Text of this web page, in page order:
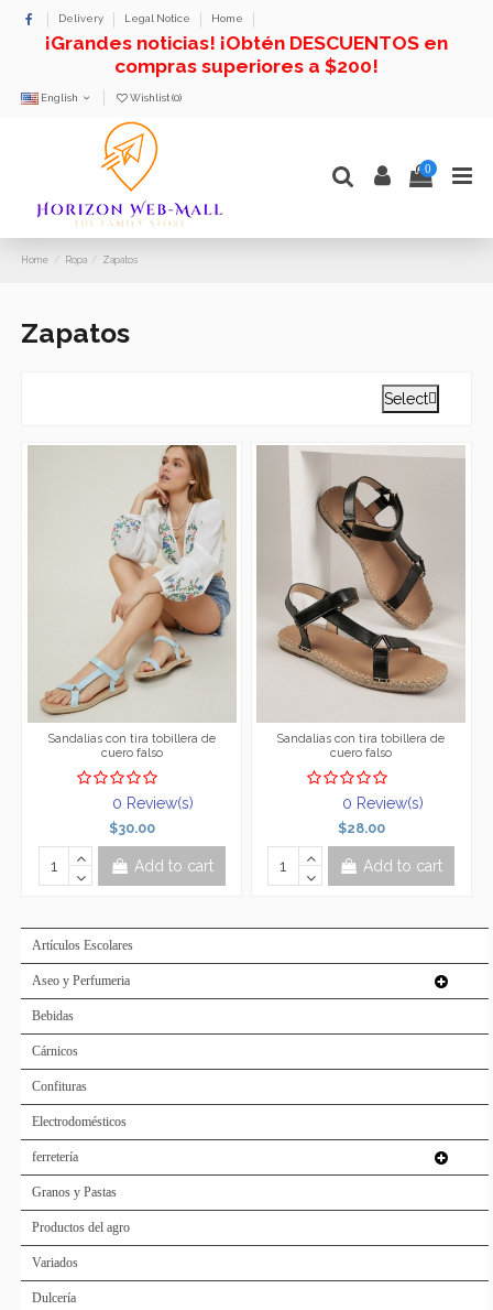
Delivery Legal Notice Home
¡Grandes noticias! ¡Obtén DESCUENTOS en
compras superiores a $200!
English Wishlist (0)
0
Home Ropa Zapatos
Zapatos
Select
Sandalias con tira tobillera de
cuero falso
0 Review(s)
$30.00
Add to cart
Sandalias con tira tobillera de
cuero falso
0 Review(s)
$28.00
Add to cart
Artículos Escolares
Aseo y Perfumeria
Bebidas
Cárnicos
Confituras
Electrodomésticos
ferretería
Granos y Pastas
Productos del agro
Variados
Dulcería